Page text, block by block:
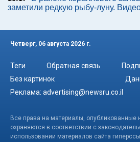
заметили редкую рыбу-луну.
Четверг, 06 августа 2026 г.
Теги Обратная связь
Без картинок
Реклама: advertising@newsru.co.il
Все права на материалы, опубликованные
охраняются в соответствии с
использовании материалов сайта